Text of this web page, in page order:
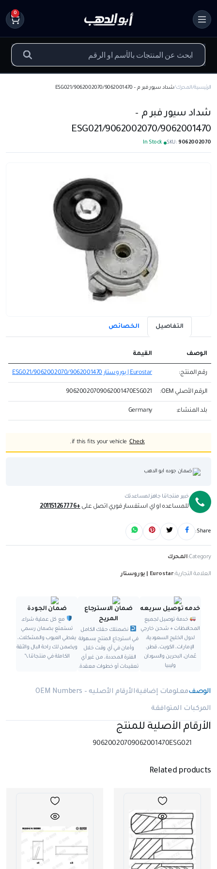
0
الرئيسية المحرك شداد سيور فبر م – 9062002070/9062001470/ESG021
شداد سيور فبر م –
9062002070/9062001470/ESG021
SKU: 9062002070
In Stock
التفاصيل الخصائص
الوصف القيمة
رقم المنتج: Eurostar | يوروستار 9062002070/9062001470/ESG021
الرقم الأصلي OEM: 90620020709062001470ESG021
بلد المنشاء: Germany
Check
if this fits your vehicle.
ضمان جوده ابو الدهب
خبير منتجاتنا جاهز لمساعدتك
للمساعده او اي استفسار فوري اتصل على+201151267776
Share:
Category: المحرك
العلامة التجارية:Eurostar | يوروستار
خدمه توصيل سريعه
خدمة توصيل لجميع
المحافظات + شحن خارجي
لدول الخليج السعودية،
الإمارات، الكويت، قطر،
عُمان، البحرين والسودان
وليبيا
ضمان الاسترجاع
المريح
نضمنلك حقك الكامل
في استرجاع المنتج بسهولة
وأمان في أي وقت خلال
الفترة المحددة، من غير أي
تعقيدات أو خطوات معقدة.
ضمان الجودة
مع كل عملية شراء،
تستمتع بضمان رسمي
يغطي العيوب والمشكلات،
ويضمن لك راحة البال والثقة
الكاملة في منتجاتنا.\"
الوصفمعلومات إضافيةالأرقام الأصليه – OEM Numbers
المركبات المتوافقة
الأرقام الأصلية للمنتج
90620020709062001470ESG021
Related products